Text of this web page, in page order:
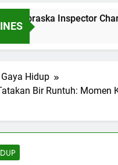
Nebraska Inspector
Gaya Hidup
Bir Runtuh: Momen